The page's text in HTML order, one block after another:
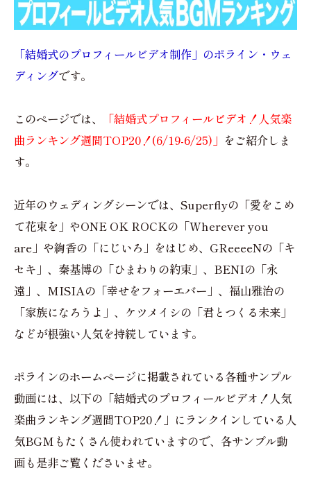
「結婚式のプロフィールビデオ制作」のポライン・ウェ
ディングです。
このページでは、
「結婚式プロフィールビデオ！人気楽
曲ランキング週間TOP20！(6/19-6/25)」 をご紹介しま
す。
近年のウェディングシーンでは、Superflyの「愛をこめ
て花束を」やONE OK ROCKの「Wherever you
are」や絢香の「にじいろ」をはじめ、GReeeeNの「キ
セキ」、秦基博の「ひまわりの約束」、BENIの「永
遠」、MISIAの「幸せをフォーエバー」、福山雅治の
「家族になろうよ」、ケツメイシの「君とつくる未来」
などが根強い人気を持続しています。
ポラインのホームページに掲載されている各種サンプル
動画には、以下の「結婚式のプロフィールビデオ！人気
楽曲ランキング週間TOP20！」にランクインしている人
気BGMもたくさん使われていますので、各サンプル動
画も是非ご覧くださいませ。